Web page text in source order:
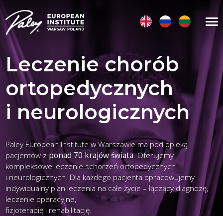
Leczenie chorób
ortopedycznych
i neurologicznych
Paley European Institute w Warszawie ma pod opieką
pacjentów z ponad 70 krajów świata. Oferujemy
kompleksowe leczenie schorzeń ortopedycznych
i neurologicznych. Dla każdego pacjenta opracowujemy
indywidualny plan leczenia na całe życie – łączący diagnozę,
leczenie operacyjne,
fizjoterapię i rehabilitację.